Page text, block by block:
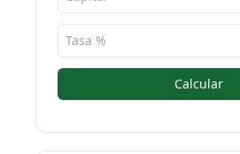
Calcular